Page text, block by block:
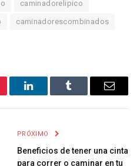
caminadorelipico
caminadorescombinados
LinkedInTumblr Email
PRÓXIMO
Beneficios de tener una cinta
para correr o caminar en tu